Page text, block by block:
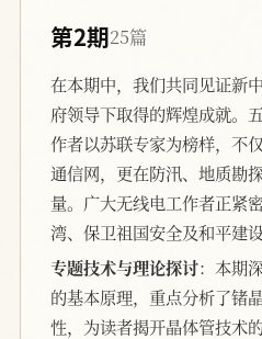
第2期25篇
在本期中，我们共同见证新
府领导下取得的辉煌成就。
作者以苏联专家为榜样，不
通信网，更在防汛、地质勘
量。广大无线电工作者正紧
湾、保卫祖国安全及和平建设
专题技术与理论探讨：本期
的基本原理，重点分析了锗
性，为读者揭开晶体管技术